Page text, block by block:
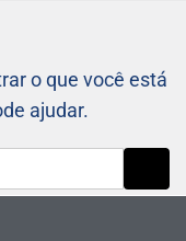
o que você está
ajudar.